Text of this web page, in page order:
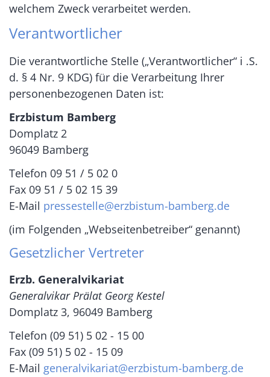
welchem Zweck verarbeitet werden.
Verantwortlicher
Die verantwortliche Stelle („Verantwortlicher“ i .S.
d. § 4 Nr. 9 KDG) für die Verarbeitung Ihrer
personenbezogenen Daten ist:
Erzbistum Bamberg
Domplatz 2
96049 Bamberg
Telefon 09 51 / 5 02 0
Fax 09 51 / 5 02 15 39
E-Mail pressestelle@erzbistum-bamberg.de
(im Folgenden „Webseitenbetreiber“ genannt)
Gesetzlicher Vertreter
Erzb. Generalvikariat
Generalvikar Prälat Georg Kestel
Domplatz 3, 96049 Bamberg
Telefon (09 51) 5 02 - 15 00
Fax (09 51) 5 02 - 15 09
E-Mail generalvikariat@erzbistum-bamberg.de